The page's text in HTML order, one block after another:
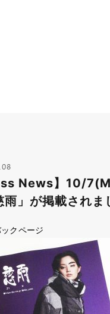
News】10/
雨」が掲載されま
クページ